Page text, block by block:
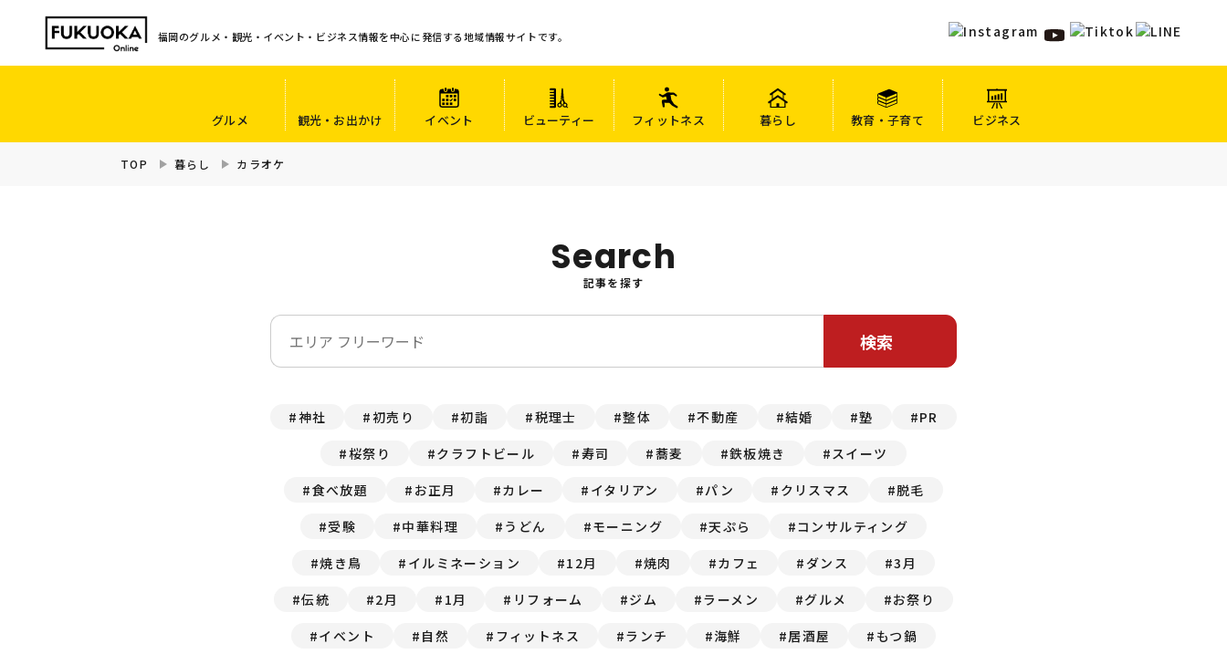
福岡のグルメ・観光・イベント・ビジネス情報を中心に発信する地域情報サイトです。
グルメ 観光・お出かけ イベント ビューティー フィットネス 暮らし 教育・子育て ビジネス
TOP 暮らし カラオケ
Search
記事を探す
神社 初売り 初詣 税理士 整体 不動産 結婚 塾
PR
桜祭り
クラフトビール 寿司 蕎麦 鉄板焼き
スイーツ
食べ放題
お正月 カレー イタリアン パン クリスマス
脱毛
受験
中華料理 うどん モーニング 天ぷら
コンサルティング
焼き鳥
イルミネーション 12月 焼肉 カフェ ダンス
3月
伝統
2月 1月 リフォーム ジム ラーメン グルメ
お祭り
イベント
自然 フィットネス ランチ 海鮮 居酒屋 もつ鍋